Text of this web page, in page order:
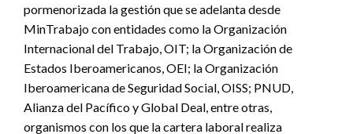
pormenorizada la gestión que se adelanta desde
MinTrabajo con entidades como la Organización
Internacional del Trabajo, OIT; la Organización de
Estados Iberoamericanos, OEI; la Organización
Iberoamericana de Seguridad Social, OISS; PNUD,
Alianza del Pacífico y Global Deal, entre otras,
organismos con los que la cartera laboral realiza